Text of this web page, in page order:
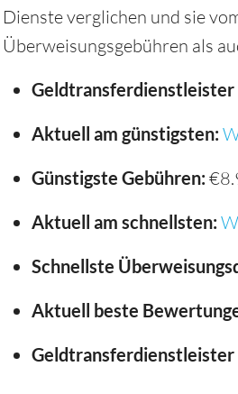
Dienste verglichen und sie
Überweisungsgebühren als
Geldtransferdienstleister
Aktuell am günstigsten:
Günstigste Gebühren:
Aktuell am schnellsten:
Schnellste
Aktuell beste
Geldtransferdienstleister